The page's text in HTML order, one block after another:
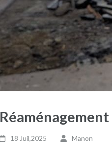
18 Juil,2025 Manon